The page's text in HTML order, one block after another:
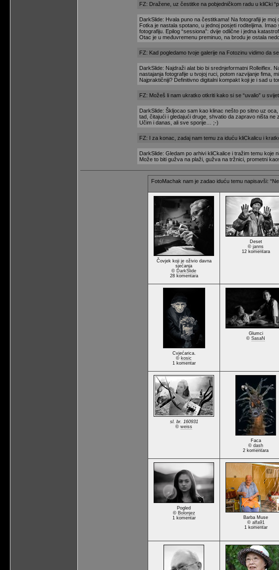
FZ: Dražene, uz čestitke na pobjedničkom radu u kliCki
DarkSlide: Hvala puno na čestitkama! Na fotografiji je
Fotka je nastala spotano, u jednoj posjeti roditeljima.
fotografiju. Epilog “sessiona”: dvije odlične i jedna
Otac je u međuvremenu preminuo, na brodu je ostala
FZ: Kad pogledamo tvoje galerije na Fotozinu vidimo da
DarkSlide: Najdraži alat bio bi srednjeformatni Rolleiflex.
nastajanja fotografije u tvojoj ruci, potom razvijanje fima,
Najpraktičniji? Definitivno digitalni kompakt koji je i sad u
FZ: Možeš li nam ukratko otkriti kako si se “uvalio” u
DarkSlide: Škljocao sam kao klinac nešto po sitno uz
tad, čitajući i gledajući druge, shvatio da zapravo ništa
Učim i danas, ali sve sporije… ;-)
FZ: I za konac, zadaj nam temu za iduću kliCkalicu i
DarkSlide: Gledam po arhivi kliCkalice i tražim temu koje
Može to biti gužva na plaži, gužva na tržnici, prometni
FotoMachak nam je zadao iduću temu napisavši:
Čovjek koji je oživio davna
sjećanja
© DarkSlide
28 komentara
Deset
©janns
12 komentara
Cvjećarica.
© kosic
1 komentar
Glumci
©SasaN
sl. br. 160931
©weiss
Faca
©dash
2 komentara
Pogled
© Bolonjez
1 komentar
Barba Muse
© alfa91
1 komentar